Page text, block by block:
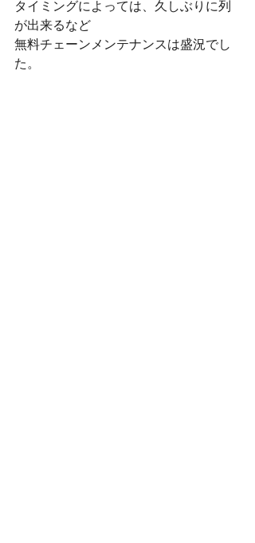
タイミングによっては、久しぶりに列
が出来るなど
無料チェーンメンテナンスは盛況でし
た。